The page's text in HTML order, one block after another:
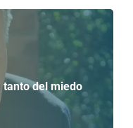
tanto del miedo